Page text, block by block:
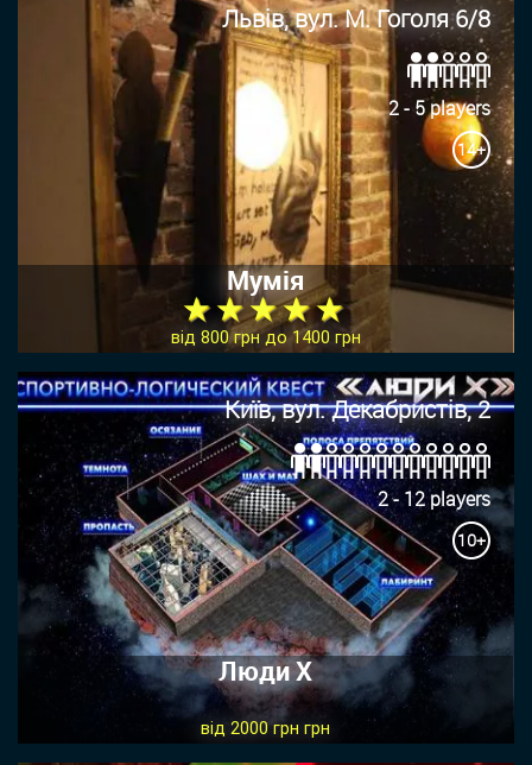
Львів, вул. М. Гоголя 6/8
2 - 5 players
14+
Мумія
★ ★ ★ ★ ★
від 800 грн до 1400 грн
Київ, вул. Декабристів, 2
2 - 12 players
10+
Люди Х
від 2000 грн грн